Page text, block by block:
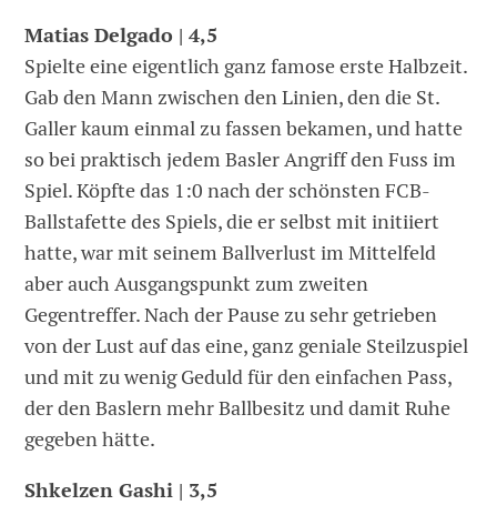
Matias Delgado | 4,5
Spielte eine eigentlich ganz famose erste Halbzeit.
Gab den Mann zwischen den Linien, den die St.
Galler kaum einmal zu fassen bekamen, und hatte
so bei praktisch jedem Basler Angriff den Fuss im
Spiel. Köpfte das 1:0 nach der schönsten FCB-
Ballstafette des Spiels, die er selbst mit initiiert
hatte, war mit seinem Ballverlust im Mittelfeld
aber auch Ausgangspunkt zum zweiten
Gegentreffer. Nach der Pause zu sehr getrieben
von der Lust auf das eine, ganz geniale Steilzuspiel
und mit zu wenig Geduld für den einfachen Pass,
der den Baslern mehr Ballbesitz und damit Ruhe
gegeben hätte.
Shkelzen Gashi | 3,5